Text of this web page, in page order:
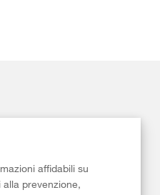
affidabili su
prevenzione,